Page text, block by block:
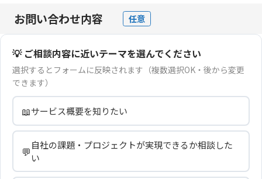
お問い合わせ内容 任意
💡 ご相談内容に近いテーマを選んでください
選択するとフォームに反映されます（複数選択OK・後から変更
できます）
📖サービス概要を知りたい
💬自社の課題・プロジェクトが実現できるか相談した
い